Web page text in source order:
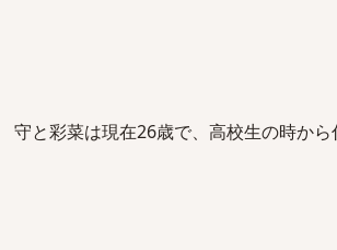
守と彩菜は現在26歳で、高校生の時から